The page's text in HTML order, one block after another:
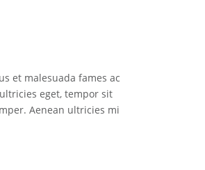
et malesuada fames ac
eget, tempor sit
Aenean ultricies mi